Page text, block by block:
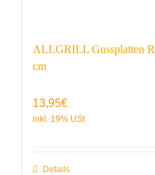
ALLGRILL Gussplatten
cm
13,95€
Details